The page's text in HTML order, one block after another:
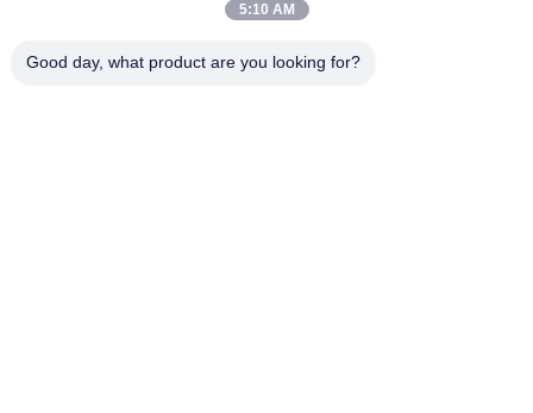
Ruiyuan Super Thin Winding Coils Εναλισμένο Χαλκό Wire
5:10 AM
Good day, what product are you looking for?